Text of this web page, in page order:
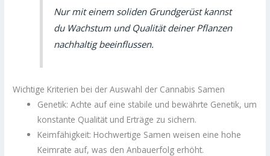
Nur mit einem soliden Grundgerüst kannst
du Wachstum und Qualität deiner Pflanzen
nachhaltig beeinflussen.
Wichtige Kriterien bei der Auswahl der Cannabis Samen
Genetik: Achte auf eine stabile und bewährte Genetik, um
konstante Qualität und Erträge zu sichern.
Keimfähigkeit: Hochwertige Samen weisen eine hohe
Keimrate auf, was den Anbauerfolg erhöht.